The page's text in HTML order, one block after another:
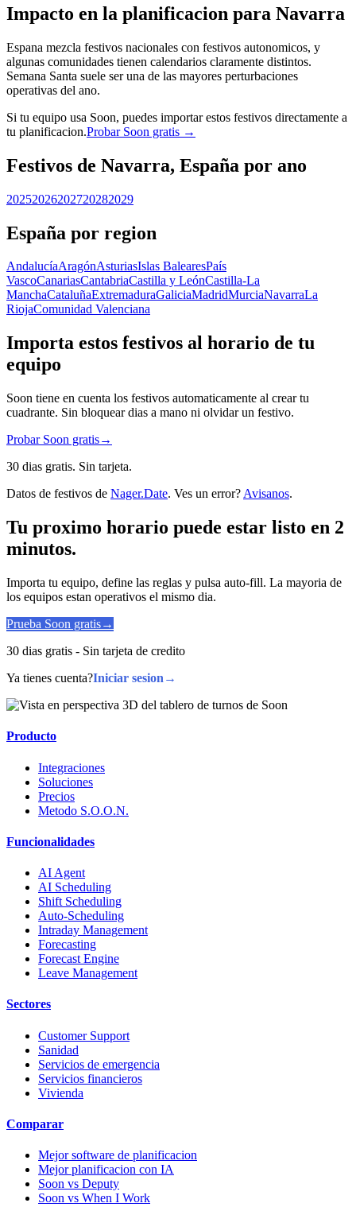
Impacto en la planificacion para Navarra
Espana mezcla festivos nacionales con festivos autonomicos, y
algunas comunidades tienen calendarios claramente distintos.
Semana Santa suele ser una de las mayores perturbaciones
operativas del ano.
Si tu equipo usa Soon, puedes importar estos festivos directamente a
tu planificacion.Probar Soon gratis →
Festivos de Navarra, España por ano
20252026202720282029
España por region
AndalucíaAragónAsturiasIslas BalearesPaís
VascoCanariasCantabriaCastilla y LeónCastilla-La
ManchaCataluñaExtremaduraGaliciaMadridMurciaNavarraLa
RiojaComunidad Valenciana
Importa estos festivos al horario de tu
equipo
Soon tiene en cuenta los festivos automaticamente al crear tu
cuadrante. Sin bloquear dias a mano ni olvidar un festivo.
Probar Soon gratis→
30 dias gratis. Sin tarjeta.
Datos de festivos de Nager.Date. Ves un error? Avisanos.
Tu proximo horario puede estar listo en 2
minutos.
Importa tu equipo, define las reglas y pulsa auto-fill. La mayoria de
los equipos estan operativos el mismo dia.
Prueba Soon gratis→
30 dias gratis - Sin tarjeta de credito
Ya tienes cuenta?Iniciar sesion →
Producto
Integraciones
Soluciones
Precios
Metodo S.O.O.N.
Funcionalidades
AI Agent
AI Scheduling
Shift Scheduling
Auto-Scheduling
Intraday Management
Forecasting
Forecast Engine
Leave Management
Sectores
Customer Support
Sanidad
Servicios de emergencia
Servicios financieros
Vivienda
Comparar
Mejor software de planificacion
Mejor planificacion con IA
Soon vs Deputy
Soon vs When I Work